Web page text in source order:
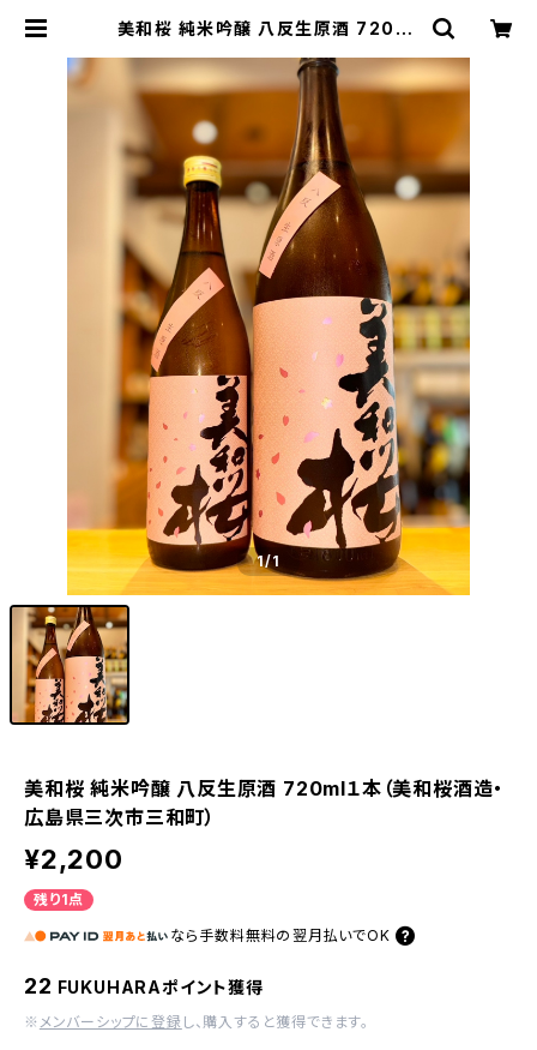
美和桜 純米吟醸 八反生原酒 720ml
町） | 【BASE公式】福原酒店｜創業1
928年・広島の日本酒・限定酒を全国
1/1
美和桜 純米吟醸 八反生原酒 720ml１本（美和桜酒造・
広島県三次市三和町）
¥2,200
残り1点
なら 手数料無料の 翌月払いでOK
22 FUKUHARAポイント獲得
※ メンバーシップに登録 し、購入すると獲得できます。